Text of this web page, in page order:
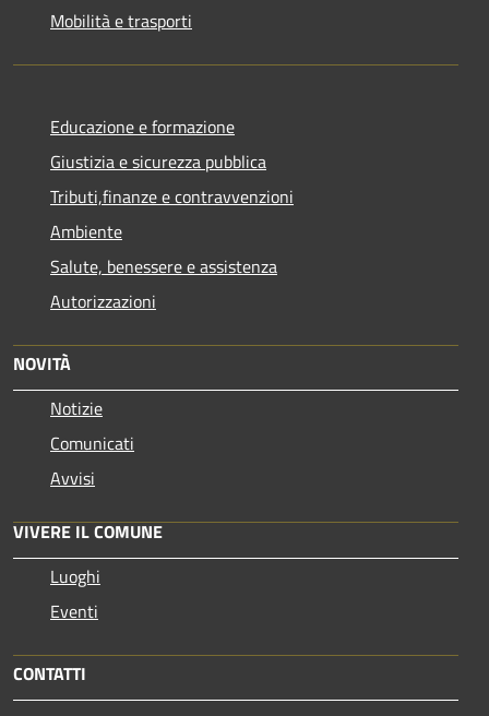
Mobilità e trasporti
Educazione e formazione
Giustizia e sicurezza pubblica
Tributi,finanze e contravvenzioni
Ambiente
Salute, benessere e assistenza
Autorizzazioni
NOVITÀ
Notizie
Comunicati
Avvisi
VIVERE IL COMUNE
Luoghi
Eventi
CONTATTI